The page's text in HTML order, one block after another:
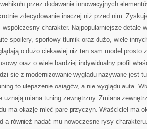
przez dodawanie innowacyjnych
zdecydowanie inaczej niż przed nim.
współczesny charakter. Najpopularniejsze detale
spoilery, sportowy tłumik oraz dużo, wiele
o dużo ciekawiej niż ten sam model prosto
oraz o wiele bardziej indywidualny profil
się z modernizowanie wyglądu nazywane jest
to ulepszenie osiągów, a nie wyglądu auta.
uznają miana tuning zewnętrzny. Zmiana
ma okazję mieć parę przyczyn. Właściciel ma
a również nadać mu nowoczesne rysy